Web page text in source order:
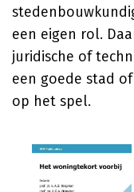
een eigen rol.
juridische of
een goede stad
op het spel.